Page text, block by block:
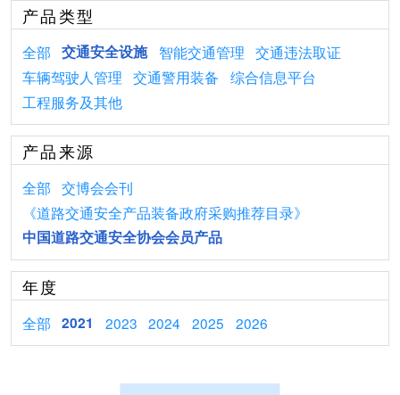
产品类型
全部 交通安全设施 智能交通管理
交通违法取证
车辆驾驶人管理
交通警用装备
综合信息平台
工程服务及其他
产品来源
全部
交博会会刊
《道路交通安全产品装备政府采购推荐目录》
中国道路交通安全协会会员产品
年度
全部 2021 2023 2024 2025 2026